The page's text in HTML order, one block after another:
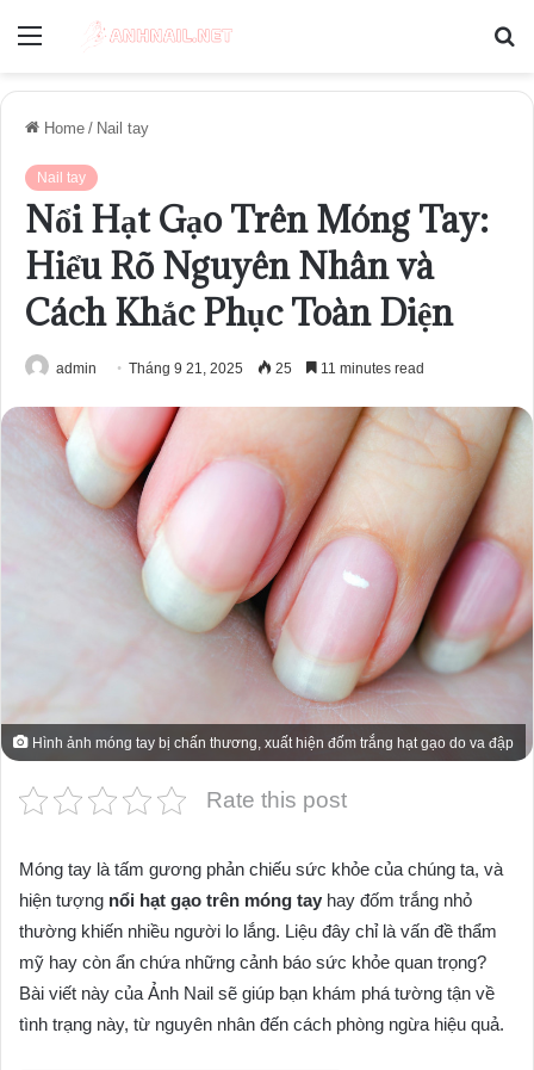
Menu
Home / Nail tay
Nail tay
Nổi Hạt Gạo Trên Móng Tay:
Hiểu Rõ Nguyên Nhân và
Cách Khắc Phục Toàn Diện
admin Tháng 9 21, 2025 25 11 minutes read
Hình ảnh móng tay bị chấn thương, xuất hiện đốm trắng hạt gạo do va đập
Rate this post
Móng tay là tấm gương phản chiếu sức khỏe của chúng ta, và
hiện tượng nổi hạt gạo trên móng tay hay đốm trắng nhỏ
thường khiến nhiều người lo lắng. Liệu đây chỉ là vấn đề thẩm
mỹ hay còn ẩn chứa những cảnh báo sức khỏe quan trọng?
Bài viết này của Ảnh Nail sẽ giúp bạn khám phá tường tận về
tình trạng này, từ nguyên nhân đến cách phòng ngừa hiệu quả.